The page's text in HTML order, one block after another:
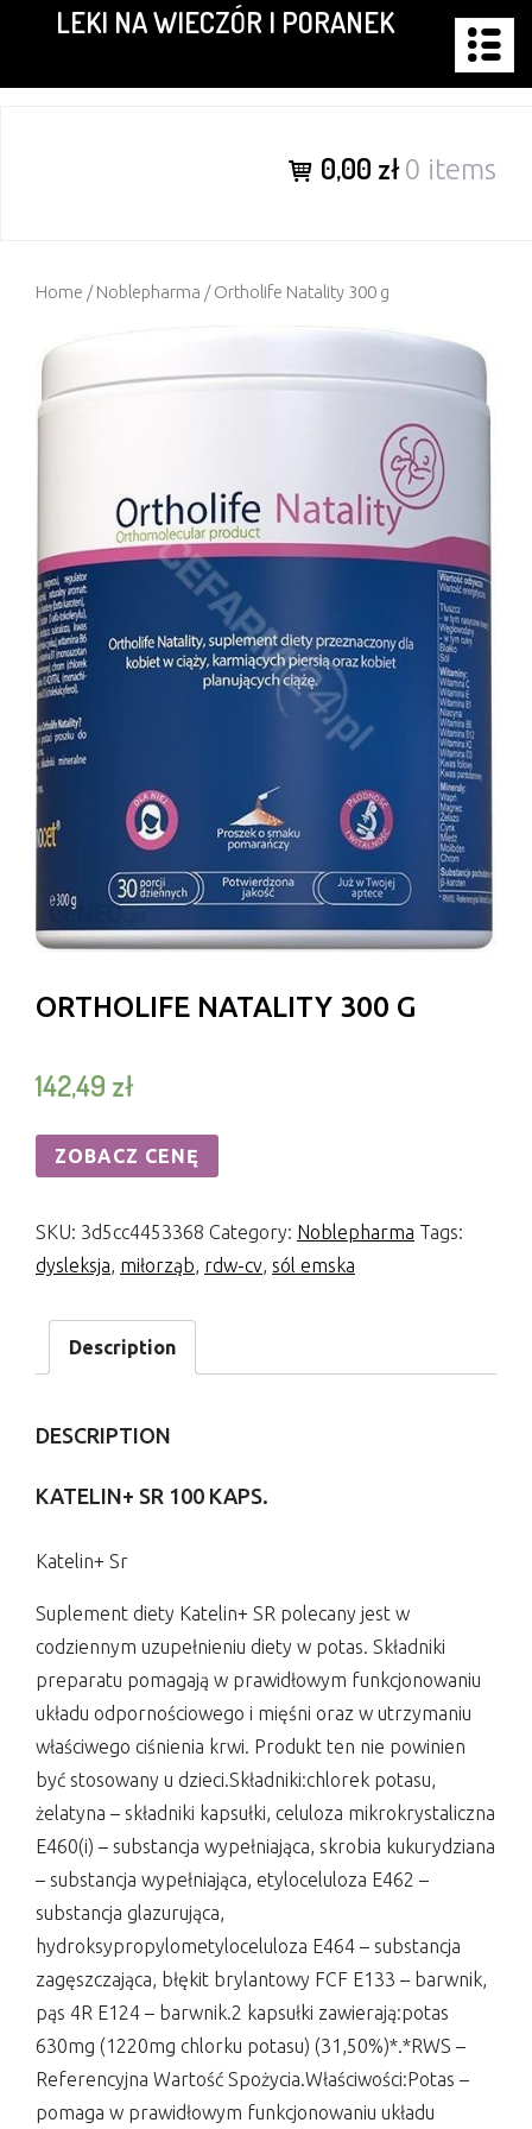
content
LEKI NA WIECZÓR I PORANEK
0,00 zł0 items
Home /Noblepharma / Ortholife Natality 300 g
ORTHOLIFE NATALITY 300 G
142,49 zł
ZOBACZ CENĘ
SKU: 3d5cc4453368 Category: Noblepharma Tags:
dysleksja, miłorząb, rdw-cv, sól emska
Description
DESCRIPTION
KATELIN+ SR 100 KAPS.
Katelin+ Sr
Suplement diety Katelin+ SR polecany jest w
codziennym uzupełnieniu diety w potas. Składniki
preparatu pomagają w prawidłowym funkcjonowaniu
układu odpornościowego i mięśni oraz w utrzymaniu
właściwego ciśnienia krwi. Produkt ten nie powinien
być stosowany u dzieci.Składniki:chlorek potasu,
żelatyna – składniki kapsułki, celuloza mikrokrystaliczna
E460(i) – substancja wypełniająca, skrobia kukurydziana
– substancja wypełniająca, etyloceluloza E462 –
substancja glazurująca,
hydroksypropylometyloceluloza E464 – substancja
zagęszczająca, błękit brylantowy FCF E133 – barwnik,
pąs 4R E124 – barwnik.2 kapsułki zawierają:potas
630mg (1220mg chlorku potasu) (31,50%)*.*RWS –
Referencyjna Wartość Spożycia.Właściwości:Potas –
pomaga w prawidłowym funkcjonowaniu układu